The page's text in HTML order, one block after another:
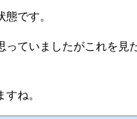
です。
っていましたがこれを見
ね。